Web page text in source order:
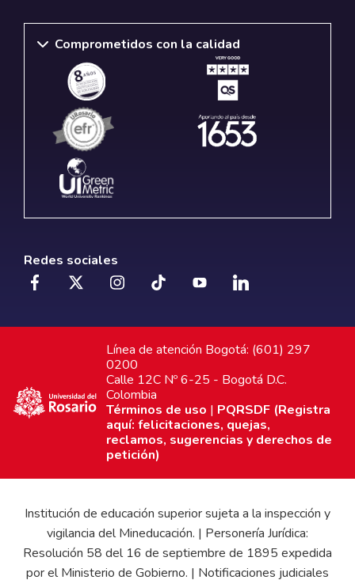
Comprometidos con la calidad
Redes sociales
Línea de atención Bogotá: (601) 297
0200
Calle 12C Nº 6-25 - Bogotá D.C.
Colombia
Términos de uso | PQRSDF (Registra
aquí: felicitaciones, quejas,
reclamos, sugerencias y derechos de
petición)
Institución de educación superior sujeta a la inspección y
vigilancia del Mineducación. | Personería Jurídica:
Resolución 58 del 16 de septiembre de 1895 expedida
por el Ministerio de Gobierno. | Notificaciones judiciales